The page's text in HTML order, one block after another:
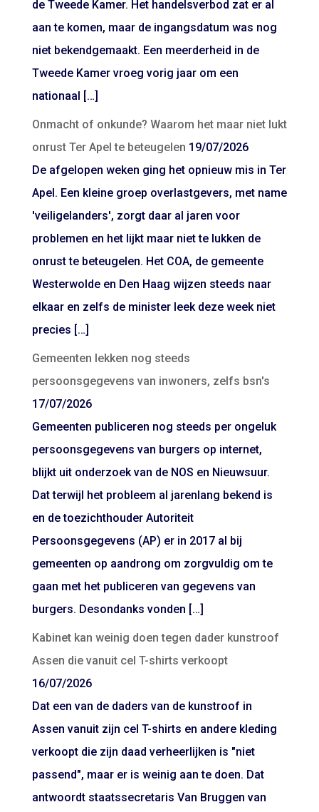
de Tweede Kamer. Het handelsverbod zat er al
aan te komen, maar de ingangsdatum was nog
niet bekendgemaakt. Een meerderheid in de
Tweede Kamer vroeg vorig jaar om een
nationaal […]
Onmacht of onkunde? Waarom het maar niet lukt
onrust Ter Apel te beteugelen 19/07/2026
De afgelopen weken ging het opnieuw mis in Ter
Apel. Een kleine groep overlastgevers, met name
'veiligelanders', zorgt daar al jaren voor
problemen en het lijkt maar niet te lukken de
onrust te beteugelen. Het COA, de gemeente
Westerwolde en Den Haag wijzen steeds naar
elkaar en zelfs de minister leek deze week niet
precies […]
Gemeenten lekken nog steeds
persoonsgegevens van inwoners, zelfs bsn's
17/07/2026
Gemeenten publiceren nog steeds per ongeluk
persoonsgegevens van burgers op internet,
blijkt uit onderzoek van de NOS en Nieuwsuur.
Dat terwijl het probleem al jarenlang bekend is
en de toezichthouder Autoriteit
Persoonsgegevens (AP) er in 2017 al bij
gemeenten op aandrong om zorgvuldig om te
gaan met het publiceren van gegevens van
burgers. Desondanks vonden […]
Kabinet kan weinig doen tegen dader kunstroof
Assen die vanuit cel T-shirts verkoopt
16/07/2026
Dat een van de daders van de kunstroof in
Assen vanuit zijn cel T-shirts en andere kleding
verkoopt die zijn daad verheerlijken is "niet
passend", maar er is weinig aan te doen. Dat
antwoordt staatssecretaris Van Bruggen van